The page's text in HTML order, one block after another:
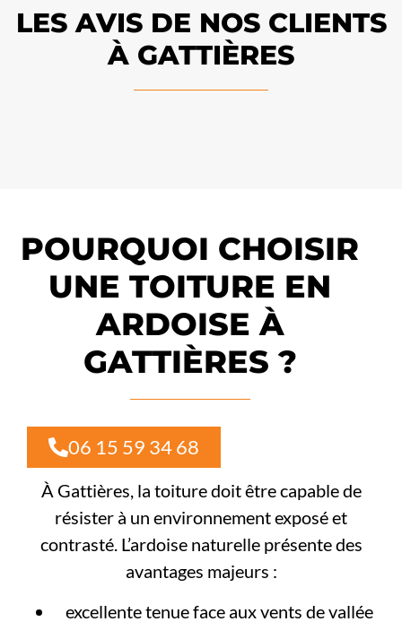
LES AVIS DE NOS CLIENTS
À GATTIÈRES
POURQUOI CHOISIR
UNE TOITURE EN
ARDOISE À
GATTIÈRES ?
06 15 59 34 68
À Gattières, la toiture doit être capable de
résister à un environnement exposé et
contrasté. L’ardoise naturelle présente des
avantages majeurs :
excellente tenue face aux vents de vallée